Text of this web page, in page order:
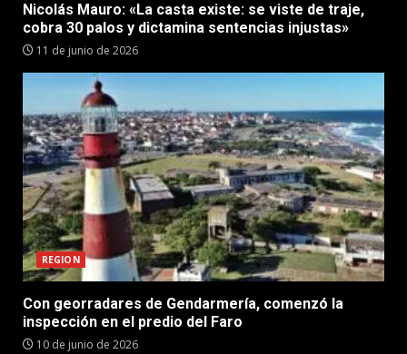
Nicolás Mauro: «La casta existe: se viste de traje,
cobra 30 palos y dictamina sentencias injustas»
11 de junio de 2026
REGION
Con georradares de Gendarmería, comenzó la
inspección en el predio del Faro
10 de junio de 2026